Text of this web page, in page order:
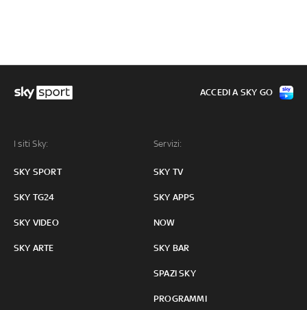
I siti Sky:
SKY SPORT
SKY TG24
SKY VIDEO
SKY ARTE
Servizi:
SKY TV
SKY APPS
NOW
SKY BAR
SPAZI SKY
PROGRAMMI
ACCEDI A SKY GO